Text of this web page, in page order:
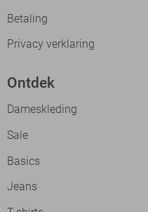
Betaling
Privacy verklaring
Ontdek
Dameskleding
Sale
Basics
Jeans